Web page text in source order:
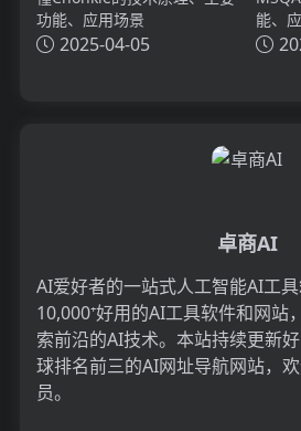
功能、应用场景
2025-04-05
能、
卓商AI
AI爱好者的一站式人工智能AI工
10,000⁺好用的AI工具软件和网站
索前沿的AI技术。本站持续更新
球排名前三的AI网址导航网站，
员。